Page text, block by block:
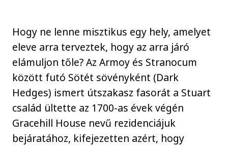
Hogy ne lenne misztikus egy hely, amelyet
eleve arra terveztek, hogy az arra járó
elámuljon tőle? Az Armoy és Stranocum
között futó Sötét sövényként (Dark
Hedges) ismert útszakasz fasorát a Stuart
család ültette az 1700-as évek végén
Gracehill House nevű rezidenciájuk
bejáratához, kifejezetten azért, hogy